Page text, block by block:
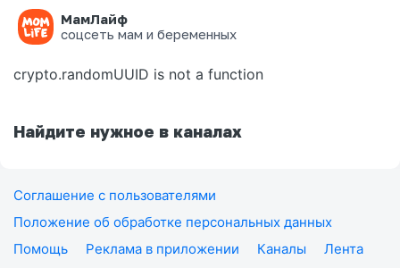
МамЛайф
соцсеть мам и беременных
Ошибка на странице
crypto.randomUUID is not a function
Найдите нужное в каналах
Соглашение с пользователями
Положение об обработке персональных данных
Помощь
Реклама в приложении Каналы
Лента